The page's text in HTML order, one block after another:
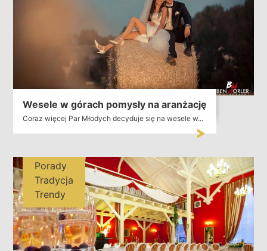
Wesele w górach pomysły na aranżację
Coraz więcej Par Młodych decyduje się na wesele w...
Porady
Tradycja
Trendy